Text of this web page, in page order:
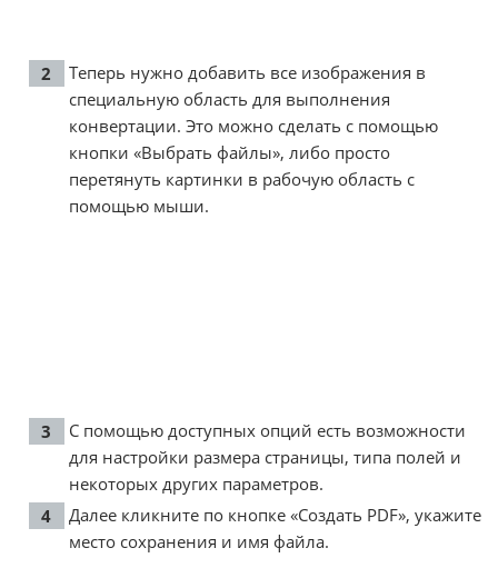
Теперь нужно добавить все изображения в
специальную область для выполнения
конвертации. Это можно сделать с помощью
кнопки «Выбрать файлы», либо просто
перетянуть картинки в рабочую область с
помощью мыши.
С помощью доступных опций есть возможности
для настройки размера страницы, типа полей и
некоторых других параметров.
Далее кликните по кнопке «Создать PDF», укажите
место сохранения и имя файла.